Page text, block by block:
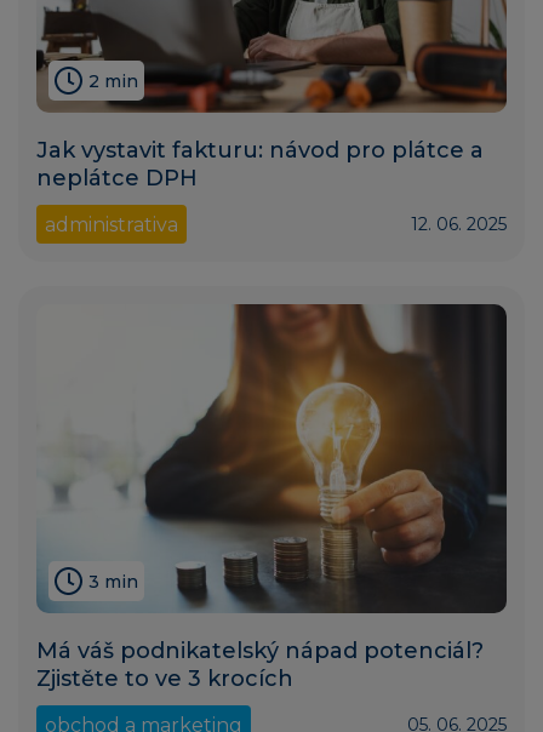
2 min
Jak vystavit fakturu: návod pro plátce a
neplátce DPH
administrativa 12. 06. 2025
3 min
Má váš podnikatelský nápad potenciál?
Zjistěte to ve 3 krocích
obchod a marketing 05. 06. 2025